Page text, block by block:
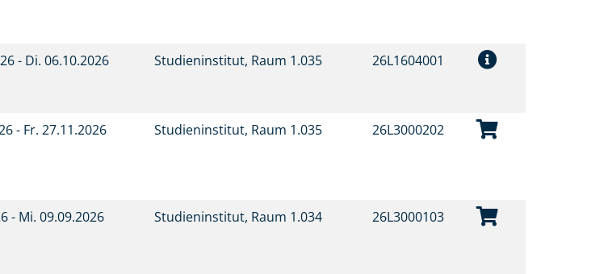
- Di. 06.10.2026 Studieninstitut, Raum 1.035 26L1604001
- Fr. 27.11.2026 Studieninstitut, Raum 1.035 26L3000202
- Mi. 09.09.2026 Studieninstitut, Raum 1.034 26L3000103